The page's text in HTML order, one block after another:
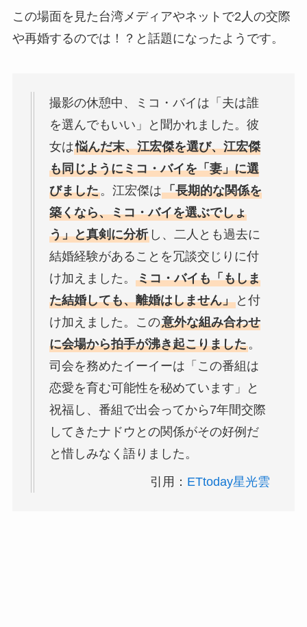
この場面を見た台湾メディアやネットで2人の交際
や再婚するのでは！？と話題になったようです。
撮影の休憩中、ミコ・バイは「夫は誰
を選んでもいい」と聞かれました。彼
女は悩んだ末、江宏傑を選び、江宏傑
も同じようにミコ・バイを「妻」に選
びました。江宏傑は「長期的な関係を
築くなら、ミコ・バイを選ぶでしょ
う」と真剣に分析し、二人とも過去に
結婚経験があることを冗談交じりに付
け加えました。 ミコ・バイも「もしま
た結婚しても、離婚はしません」と付
け加えました。この意外な組み合わせ
に会場から拍手が沸き起こりました。
司会を務めたイーイーは「この番組は
恋愛を育む可能性を秘めています」と
祝福し、番組で出会ってから7年間交際
してきたナドウとの関係がその好例だ
と惜しみなく語りました。
引用： ETtoday星光雲